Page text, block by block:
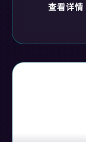
查看详情